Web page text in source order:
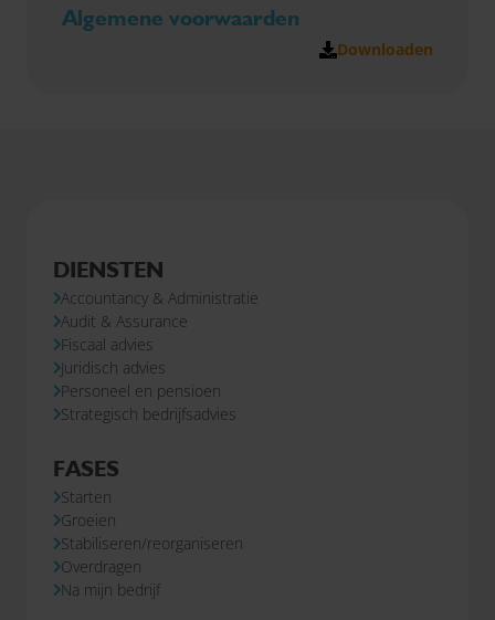
Algemene voorwaarden
Downloaden
DIENSTEN
Accountancy & Administratie
Audit & Assurance
Fiscaal advies
Juridisch advies
Personeel en pensioen
Strategisch bedrijfsadvies
FASES
Starten
Groeien
Stabiliseren/reorganiseren
Overdragen
Na mijn bedrijf